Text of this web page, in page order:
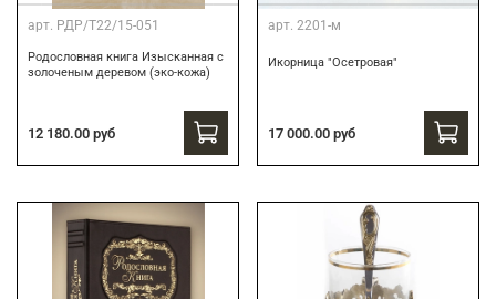
арт. РДР/Т22/15-051
Родословная книга Изысканная с
золоченым деревом (эко-кожа)
12 180.00 руб
арт. 2201-м
Икорница "Осетровая"
17 000.00 руб